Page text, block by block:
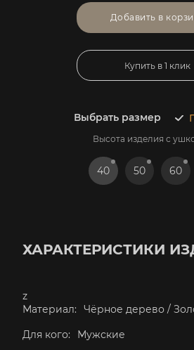
Выбрать размер
Высота изделия с
40 50 60
Добавить в
Купить в 1 клик
ХАРАКТЕРИСТИКИ
z
Материал:
Чёрное дерево /
Для кого:
Мужские